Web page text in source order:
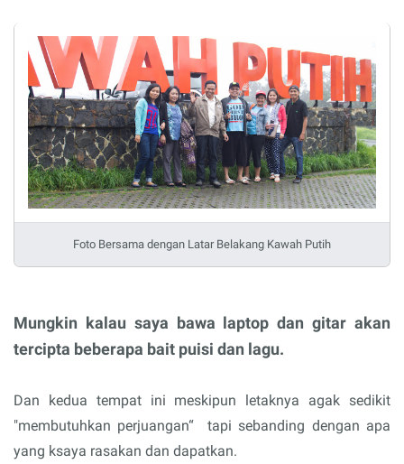
Foto Bersama dengan Latar Belakang Kawah Putih
Mungkin kalau saya bawa laptop dan gitar akan
tercipta beberapa bait puisi dan lagu.
Dan kedua tempat ini meskipun letaknya agak sedikit
"membutuhkan perjuangan“
tapi sebanding dengan apa
yang ksaya rasakan dan dapatkan.